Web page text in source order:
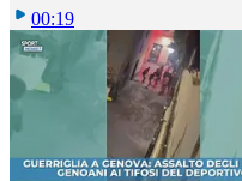
00:19